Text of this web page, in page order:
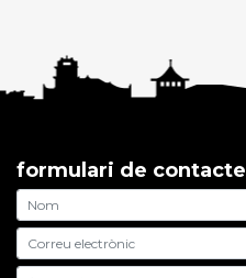
formulari de contacte